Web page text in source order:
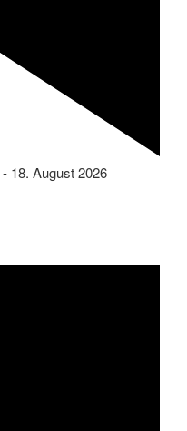
- 18. August 2026